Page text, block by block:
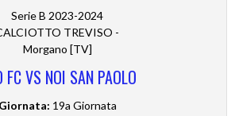
Serie B 2023-2024
TREVISO -
Morgano [TV]
FC VS NOI SAN PAOLO
Giornata: 19a Giornata